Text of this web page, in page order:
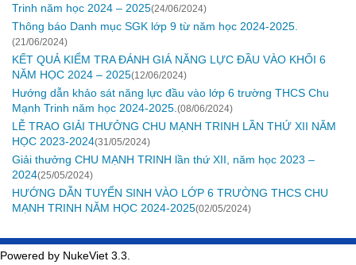
Trinh năm học 2024 – 2025(24/06/2024)
Thông báo Danh mục SGK lớp 9 từ năm học 2024-2025.
(21/06/2024)
KẾT QUẢ KIỂM TRA ĐÁNH GIÁ NĂNG LỰC ĐẦU VÀO KHỐI 6
NĂM HỌC 2024 – 2025(12/06/2024)
Hướng dẫn khảo sát năng lực đầu vào lớp 6 trường THCS Chu
Mạnh Trinh năm học 2024-2025. (08/06/2024)
LỄ TRAO GIẢI THƯỞNG CHU MẠNH TRINH LẦN THỨ XII NĂM
HỌC 2023-2024(31/05/2024)
Giải thưởng CHU MẠNH TRINH lần thứ XII, năm học 2023 –
2024(25/05/2024)
HƯỚNG DẪN TUYỂN SINH VÀO LỚP 6 TRƯỜNG THCS CHU
MẠNH TRINH NĂM HỌC 2024-2025(02/05/2024)
Powered by NukeViet 3.3.